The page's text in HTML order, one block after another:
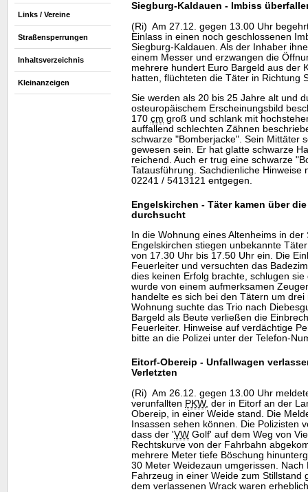
Links / Vereine
Straßensperrungen
Inhaltsverzeichnis
Kleinanzeigen
Siegburg-Kaldauen - Imbiss
(Ri) Am 27.12. gegen 13.00 Uhr
Einlass in einen noch geschlossenen
Siegburg-Kaldauen. Als der Inhaber
einem Messer und erzwangen die
mehrere hundert Euro Bargeld aus der
hatten, flüchteten die Täter in Richtung
Sie werden als 20 bis 25 Jahre alt und
osteuropäischem Erscheinungsbild
170 cm groß und schlank mit
auffallend schlechten Zähnen
schwarze "Bomberjacke". Sein Mittäter
gewesen sein. Er hat glatte schwarze
reichend. Auch er trug eine schwarze
Tatausführung. Sachdienliche Hinweise
02241 / 5413121 entgegen.
Engelskirchen - Täter kamen über
durchsucht
In die Wohnung eines Altenheims in
Engelskirchen stiegen unbekannte
von 17.30 Uhr bis 17.50 Uhr ein. Die
Feuerleiter und versuchten das
dies keinen Erfolg brachte, schlugen
wurde von einem aufmerksamen
handelte es sich bei den Tätern um
Wohnung suchte das Trio nach
Bargeld als Beute verließen die
Feuerleiter. Hinweise auf verdächtige
bitte an die Polizei unter der Telefon-
Eitorf-Obereip - Unfallwagen
Verletzten
(Ri) Am 26.12. gegen 13.00 Uhr
verunfallten PKW, der in Eitorf an der
Obereip, in einer Weide stand. Die
Insassen sehen können. Die Polizisten
dass der 'VW Golf' auf dem Weg von
Rechtskurve von der Fahrbahn
mehrere Meter tiefe Böschung
30 Meter Weidezaun umgerissen.
Fahrzeug in einer Weide zum Stillstand
dem verlassenen Wrack waren